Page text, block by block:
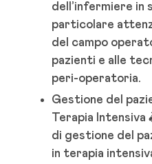
dell’infermiere in
particolare
del campo
pazienti e alle
peri-operatoria.
Gestione del
Terapia
di gestione del
in terapia